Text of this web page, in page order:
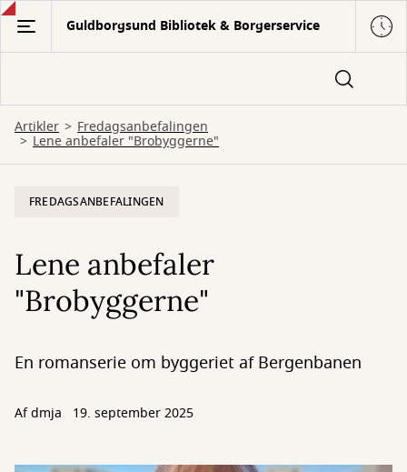
Gå
hovedindhold
Guldborgsund Bibliotek & Borgerservice
Artikler Fredagsanbefalingen
Lene anbefaler "Brobyggerne"
FREDAGSANBEFALINGEN
Lene anbefaler
"Brobyggerne"
En romanserie om byggeriet af Bergenbanen
Afdmja 19. september 2025